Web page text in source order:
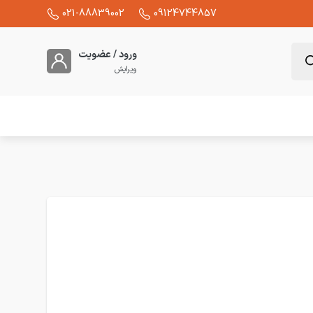
09124744857
021-88839002
ورود / عضویت
ویرایش